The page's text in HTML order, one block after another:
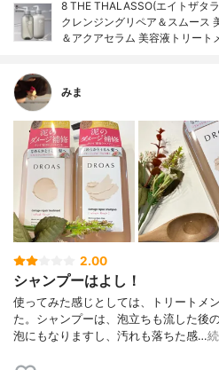
8 THE THALASSO(エイトザタ
クレンジングリペア＆スムース
＆アクアセラム 美容液トリート
みま
2.00
シャンプーはよし！
使ってみた感じとしては、トリートメ
た。シャンプーは、泡立ちも流した後
泡にもなりますし、汚れも落ちた感…